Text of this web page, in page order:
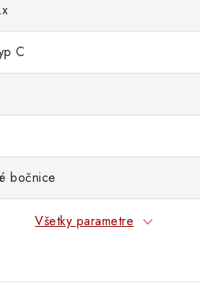
C
bočnice
Všetky parametre